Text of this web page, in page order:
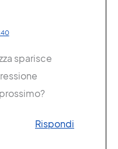
sparisce
Rispondi